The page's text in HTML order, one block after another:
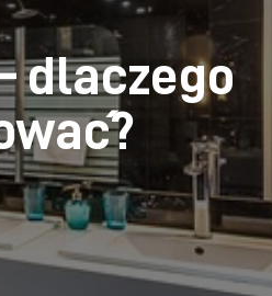
dlaczego